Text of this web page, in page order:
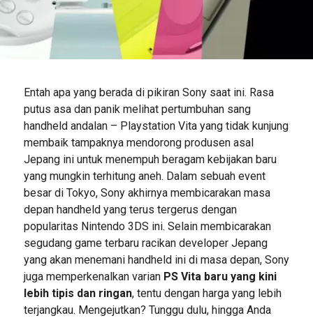
Entah apa yang berada di pikiran Sony saat ini. Rasa
putus asa dan panik melihat pertumbuhan sang
handheld andalan – Playstation Vita yang tidak kunjung
membaik tampaknya mendorong produsen asal
Jepang ini untuk menempuh beragam kebijakan baru
yang mungkin terhitung aneh. Dalam sebuah event
besar di Tokyo, Sony akhirnya membicarakan masa
depan handheld yang terus tergerus dengan
popularitas Nintendo 3DS ini. Selain membicarakan
segudang game terbaru racikan developer Jepang
yang akan menemani handheld ini di masa depan, Sony
juga memperkenalkan varian PS Vita baru yang kini
lebih tipis dan ringan, tentu dengan harga yang lebih
terjangkau. Mengejutkan? Tunggu dulu, hingga Anda